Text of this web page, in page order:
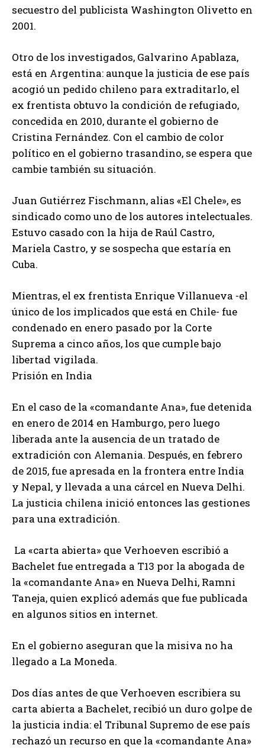
secuestro del publicista Washington Olivetto en
2001.
Otro de los investigados, Galvarino Apablaza,
está en Argentina: aunque la justicia de ese país
acogió un pedido chileno para extraditarlo, el
ex frentista obtuvo la condición de refugiado,
concedida en 2010, durante el gobierno de
Cristina Fernández. Con el cambio de color
político en el gobierno trasandino, se espera que
cambie también su situación.
Juan Gutiérrez Fischmann, alias «El Chele», es
sindicado como uno de los autores intelectuales.
Estuvo casado con la hija de Raúl Castro,
Mariela Castro, y se sospecha que estaría en
Cuba.
Mientras, el ex frentista Enrique Villanueva -el
único de los implicados que está en Chile- fue
condenado en enero pasado por la Corte
Suprema a cinco años, los que cumple bajo
libertad vigilada.
Prisión en India
En el caso de la «comandante Ana», fue detenida
en enero de 2014 en Hamburgo, pero luego
liberada ante la ausencia de un tratado de
extradición con Alemania. Después, en febrero
de 2015, fue apresada en la frontera entre India
y Nepal, y llevada a una cárcel en Nueva Delhi.
La justicia chilena inició entonces las gestiones
para una extradición.
La «carta abierta» que Verhoeven escribió a
Bachelet fue entregada a T13 por la abogada de
la «comandante Ana» en Nueva Delhi, Ramni
Taneja, quien explicó además que fue publicada
en algunos sitios en internet.
En el gobierno aseguran que la misiva no ha
llegado a La Moneda.
Dos días antes de que Verhoeven escribiera su
carta abierta a Bachelet, recibió un duro golpe de
la justicia india: el Tribunal Supremo de ese país
rechazó un recurso en que la «comandante Ana»